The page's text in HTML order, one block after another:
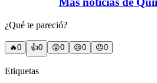
¿Qué te pareció?
🔥0 👍0 😲0 😢0 😠0
Etiquetas